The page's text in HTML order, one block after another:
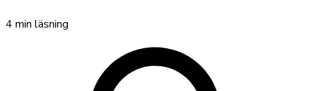
4 min läsning